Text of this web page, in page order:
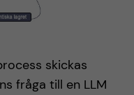
skickas
fråga till en LLM